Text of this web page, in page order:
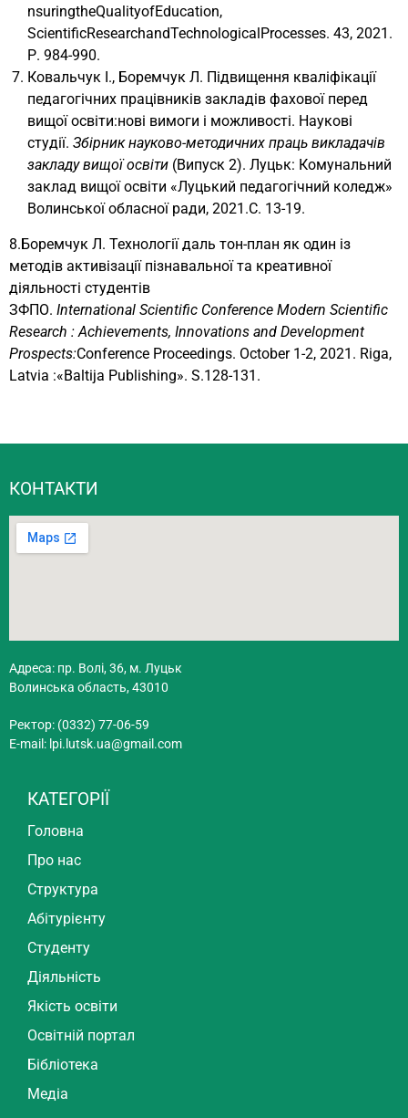
nsuringtheQualityofEducation,
ScientificResearchandTechnologicalProcesses. 43, 2021.
Р. 984-990.
Ковальчук І., Боремчук Л. Підвищення кваліфікації
педагогічних працівників закладів фахової перед
вищої освіти:нові вимоги і можливості. Наукові
студії. Збірник науково-методичних праць викладачів
закладу вищої освіти (Випуск 2). Луцьк: Комунальний
заклад вищої освіти «Луцький педагогічний коледж»
Волинської обласної ради, 2021.С. 13-19.
8.Боремчук Л. Технології даль тон-план як один із
методів активізації пізнавальної та креативної
діяльності студентів
ЗФПО. International Scientific Conference Modern Scientific
Research :Achievements, Innovations and Development
Prospects:Conference Proceedings. October 1-2, 2021. Riga,
Latvia :«Baltija Publishing». S.128-131.
КОНТАКТИ
Адреса: пр. Волі, 36, м. Луцьк
Волинська область, 43010
Ректор: (0332) 77-06-59
E-mail: lpi.lutsk.ua@gmail.com
КАТЕГОРІЇ
Головна
Про нас
Структура
Абітурієнту
Студенту
Діяльність
Якість освіти
Освітній портал
Бібліотека
Медіа